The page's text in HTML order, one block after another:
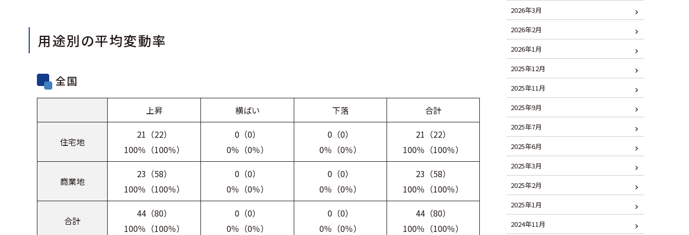
用途別の平均変動率
全国
上昇 横ばい 下落 合計
住宅地
21（22）
100％（100％）
0（0）
0％（0％）
0（0）
0％（0％）
21（22）
100％（100％）
商業地
23（58）
100％（100％）
0（0）
0％（0％）
0（0）
0％（0％）
23（58）
100％（100％）
合計
44（80）
100％（100％）
0（0）
0％（0％）
0（0）
0％（0％）
44（80）
100％（100％）
2026年3月
2026年2月
2026年1月
2025年12月
2025年11月
2025年9月
2025年7月
2025年6月
2025年3月
2025年2月
2025年1月
2024年11月